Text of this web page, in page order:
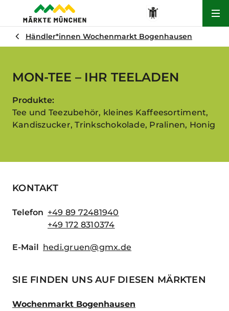
Händler*innen Wochenmarkt Bogenhausen
MON-TEE – IHR TEELADEN
Produkte:
Tee und Teezubehör, kleines Kaffeesortiment,
Kandiszucker, Trinkschokolade, Pralinen, Honig
KONTAKT
Telefon +49 89 72481940
+49 172 8310374
E-Mail hedi.gruen@gmx.de
SIE FINDEN UNS AUF DIESEN MÄRKTEN
Wochenmarkt Bogenhausen